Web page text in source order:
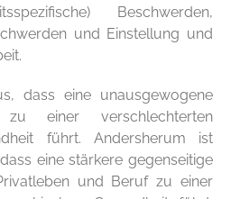
Beschwerden,
und Einstellung und
dass eine unausgewogene
zu einer verschlechterten
führt. Andersherum ist
eine stärkere gegenseitige
und Beruf zu einer